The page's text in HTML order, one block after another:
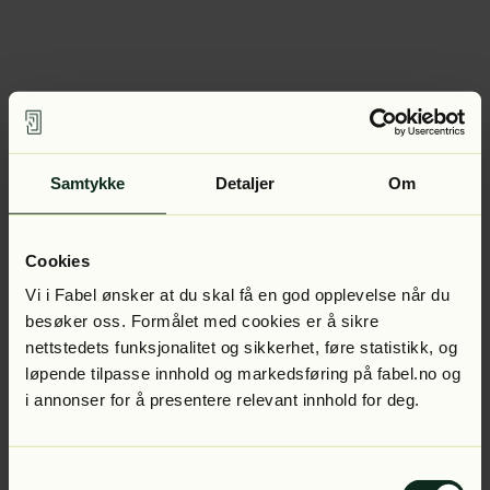
Samtykke Detaljer Om
Cookies
Vi i Fabel ønsker at du skal få en god opplevelse når du
besøker oss. Formålet med cookies er å sikre
nettstedets funksjonalitet og sikkerhet, føre statistikk, og
løpende tilpasse innhold og markedsføring på fabel.no og
i annonser for å presentere relevant innhold for deg.